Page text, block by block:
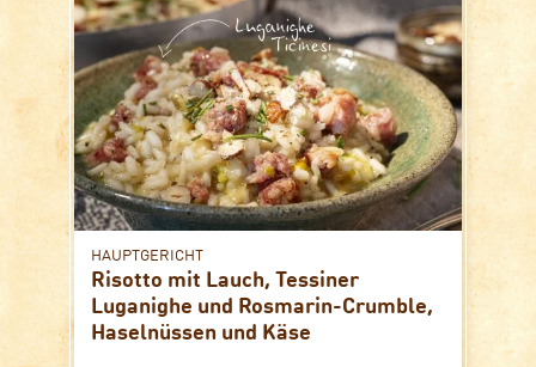
HAUPTGERICHT
Risotto mit Lauch, Tessiner
Luganighe und Rosmarin-Crumble,
Haselnüssen und Käse